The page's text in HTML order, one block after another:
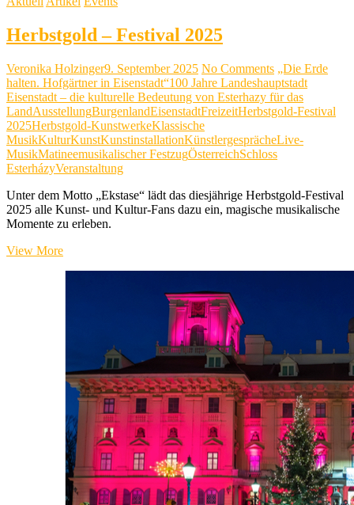
Herbstgold – Festival 2025
Veronika Holzinger9. September 2025 No Comments „Die Erde
halten. Hofgärtner in Eisenstadt“100 Jahre Landeshauptstadt
Eisenstadt – die kulturelle Bedeutung von Esterhazy für das
LandAusstellungBurgenlandEisenstadtFreizeitHerbstgold-Festival
2025Herbstgold-KunstwerkeKlassische
MusikKulturKunstKunstinstallationKünstlergesprächeLive-
MusikMatineemusikalischer FestzugÖsterreichSchloss
EsterházyVeranstaltung
Unter dem Motto „Ekstase“ lädt das diesjährige Herbstgold-Festival
2025 alle Kunst- und Kultur-Fans dazu ein, magische musikalische
Momente zu erleben.
View MoreHerbstgold